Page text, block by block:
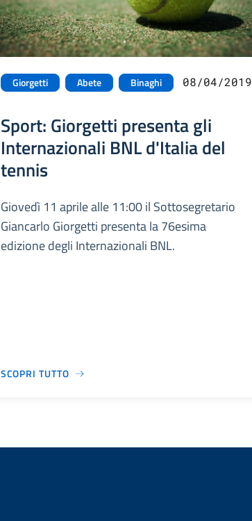
Giorgetti Abete Binaghi 08/04/2019
Sport: Giorgetti presenta gli
Internazionali BNL d'Italia del
tennis
Giovedì 11 aprile alle 11:00 il Sottosegretario
Giancarlo Giorgetti presenta la 76esima
edizione degli Internazionali BNL.
SCOPRI TUTTO